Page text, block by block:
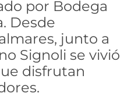
por Bodega
Desde
junto a
Signoli se vivió
disfrutan